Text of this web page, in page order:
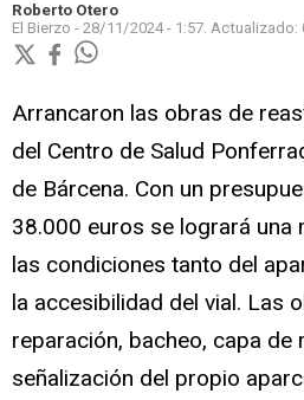
Roberto Otero
El Bierzo - 28/11/2024 - 1:57. Actualizado:
Arrancaron las obras de
del Centro de Salud
de Bárcena. Con un
38.000 euros se logrará una
las condiciones tanto del
la accesibilidad del vial. Las
reparación, bacheo, capa de
señalización del propio